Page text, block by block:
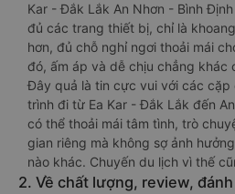
Kar - Đắk Lắk An Nhơn - Bình
đủ các trang thiết bị, chỉ là
hơn, đủ chỗ nghỉ ngơi thoải mái
đó, ấm áp và dễ chịu chẳng khác
Đây quả là tin cực vui với các cặp
trình đi từ Ea Kar - Đắk Lắk đến
có thể thoải mái tâm tình, trò
gian riêng mà không sợ ảnh
nào khác. Chuyến du lịch vì thế
2. Về chất lượng, review,